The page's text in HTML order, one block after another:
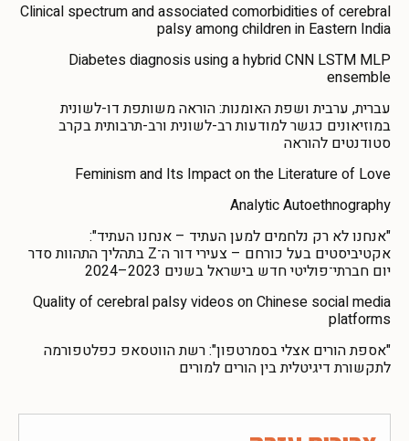
Clinical spectrum and associated comorbidities of cerebral
palsy among children in Eastern India
Diabetes diagnosis using a hybrid CNN LSTM MLP
ensemble
עברית, ערבית ושפת האומנות: הוראה משותפת דו-לשונית
במוזיאונים כגשר למודעות רב-לשונית ורב-תרבותית בקרב
סטודנטים להוראה
Feminism and Its Impact on the Literature of Love
Analytic Autoethnography
"אנחנו לא רק נלחמים למען העתיד – אנחנו העתיד":
אקטיביסטים בעל כורחם – צעירי דור ה־Z בתהליך התהוות סדר
יום חברתי־פוליטי חדש בישראל בשנים 2023–2024
Quality of cerebral palsy videos on Chinese social media
platforms
"אספת הורים אצלי בסמרטפון": רשת הווטסאפ כפלטפורמה
לתקשורת דיגיטלית בין הורים למורים